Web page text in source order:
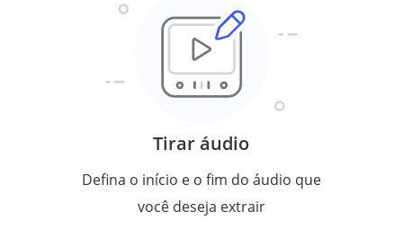
Tirar áudio
Defina o início e o fim do áudio que
você deseja extrair